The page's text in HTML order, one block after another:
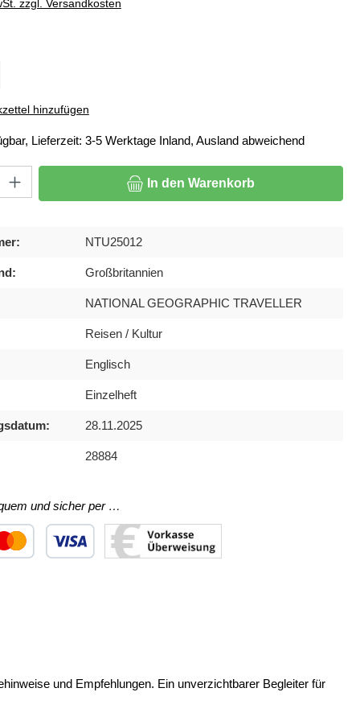
zzgl. Versandkosten
hinzufügen
Lieferzeit: 3-5 Werktage Inland, Ausland abweichend
Gib den gewünschten Wert ein oder benutze die Schaltflächen um
In den Warenkorb
NTU25012
Großbritannien
NATIONAL GEOGRAPHIC TRAVELLER
Reisen / Kultur
Englisch
Einzelheft
28.11.2025
28884
und sicher per …
und Empfehlungen. Ein unverzichtbarer Begleiter für